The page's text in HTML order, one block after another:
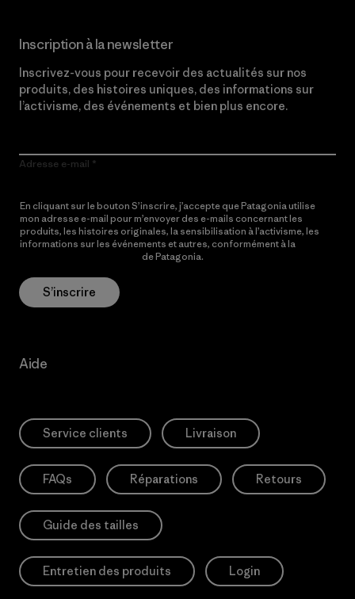
Inscription à la newsletter
Inscrivez-vous pour recevoir des actualités sur nos
produits, des histoires uniques, des informations sur
l’activisme, des événements et bien plus encore.
Adresse e-mail
En cliquant sur le bouton S’inscrire, j’accepte que Patagonia utilise
mon adresse e-mail pour m’envoyer des e-mails concernant les
produits, les histoires originales, la sensibilisation à l’activisme, les
informations sur les événements et autres, conformément à la
de Patagonia.
S’inscrire
Aide
Service clients Livraison
FAQs Réparations Retours
Guide des tailles
Entretien des produits Login